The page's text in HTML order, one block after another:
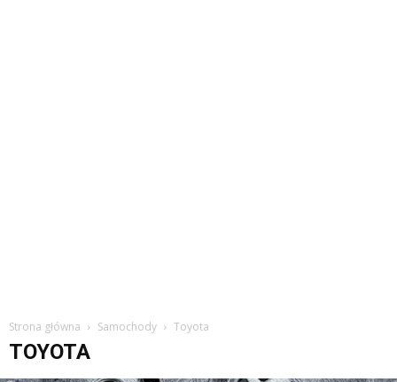
Strona główna Samochody Toyota
TOYOTA